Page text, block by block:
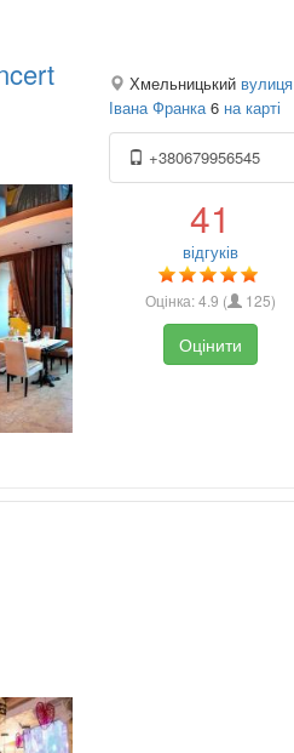
Хмельницький вулиця
Івана Франка6 на карті
+380679956545
41
відгуків
Оцінка:4.9 ( 125)
Оцінити